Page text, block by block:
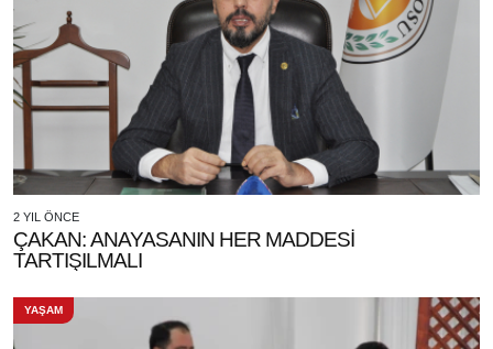
2 YIL ÖNCE
ÇAKAN: ANAYASANIN HER MADDESİ
TARTIŞILMALI
YAŞAM